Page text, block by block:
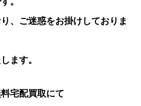
、ご迷惑をお掛けしておりま
ます。
宅配買取にて